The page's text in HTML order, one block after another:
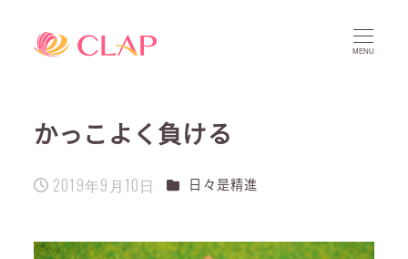
MENU
かっこよく負ける
投稿日
2019年9月10日 カテゴリー
日々是精進